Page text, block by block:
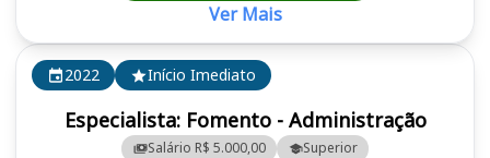
2022 Início Imediato
Especialista: Fomento - Administração
Salário R$ 5.000,00 Superior
Ver Mais